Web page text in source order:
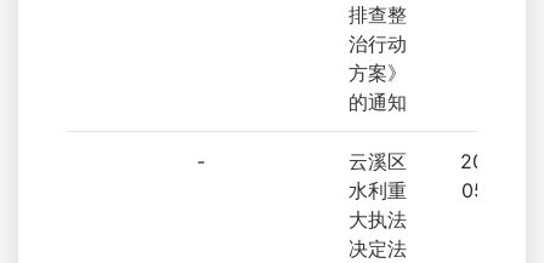
排查整
治行动
方案》
的通知
-
云溪区
水利重
大执法
决定法
2023-
05-22